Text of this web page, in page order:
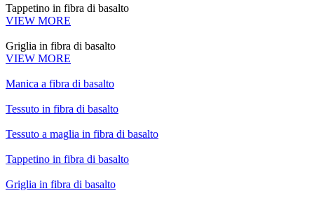
Tappetino in fibra di basalto
VIEW MORE
Griglia in fibra di basalto
VIEW MORE
Manica a fibra di basalto
Tessuto in fibra di basalto
Tessuto a maglia in fibra di basalto
Tappetino in fibra di basalto
Griglia in fibra di basalto